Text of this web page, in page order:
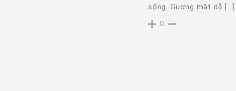
sống. Gương mặt dễ […]
0